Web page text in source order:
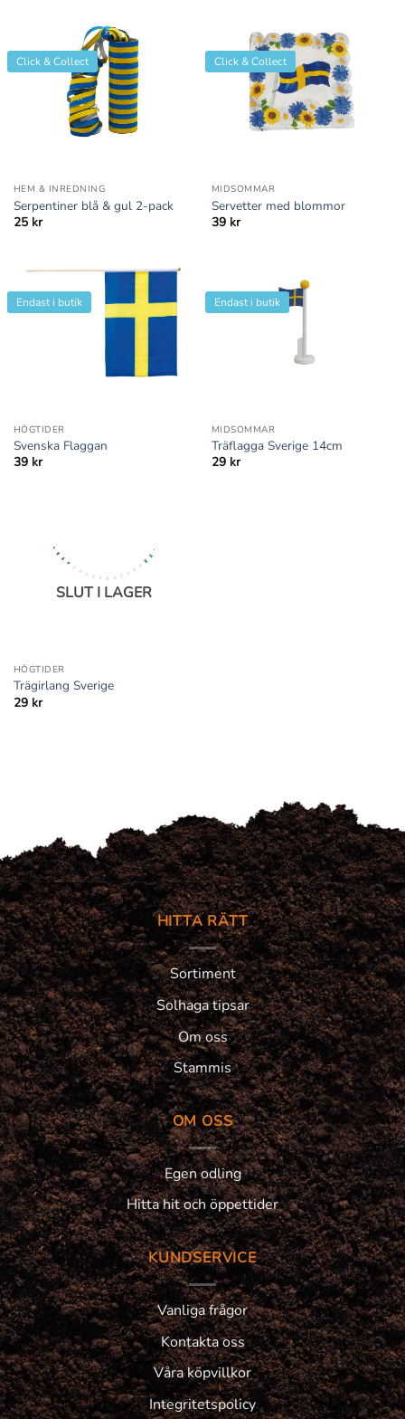
Click & Collect
HEM & INREDNING
Serpentiner blå & gul 2-pack
25 kr
Click & Collect
MIDSOMMAR
Servetter med blommor
39 kr
Endast i butik
HÖGTIDER
Svenska Flaggan
39 kr
Endast i butik
MIDSOMMAR
Träflagga Sverige 14cm
29 kr
SLUT I LAGER
HÖGTIDER
Trägirlang Sverige
29 kr
HITTA RÄTT
Sortiment
Solhaga tipsar
Om oss
Stammis
OM OSS
Egen odling
Hitta hit och öppettider
KUNDSERVICE
Vanliga frågor
Kontakta oss
Våra köpvillkor
Integritetspolicy